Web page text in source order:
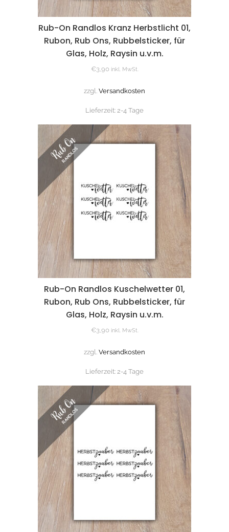
Rub-On Randlos Kranz Herbstlicht 01,
Rubon, Rub Ons, Rubbelsticker, für
Glas, Holz, Raysin u.v.m.
€3,90 inkl. MwSt.
zzgl. Versandkosten
Lieferzeit: 2-4 Tage
Rub-On Randlos Kuschelwetter 01,
Rubon, Rub Ons, Rubbelsticker, für
Glas, Holz, Raysin u.v.m.
€3,90 inkl. MwSt.
zzgl. Versandkosten
Lieferzeit: 2-4 Tage